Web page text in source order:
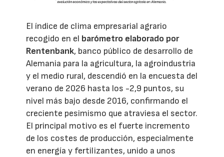
El índice de clima empresarial agrario
recogido en el barómetro elaborado por
Rentenbank, banco público de desarrollo de
Alemania para la agricultura, la agroindustria
y el medio rural, descendió en la encuesta del
verano de 2026 hasta los -2,9 puntos, su
nivel más bajo desde 2016, confirmando el
creciente pesimismo que atraviesa el sector.
El principal motivo es el fuerte incremento
de los costes de producción, especialmente
en energía y fertilizantes, unido a unos